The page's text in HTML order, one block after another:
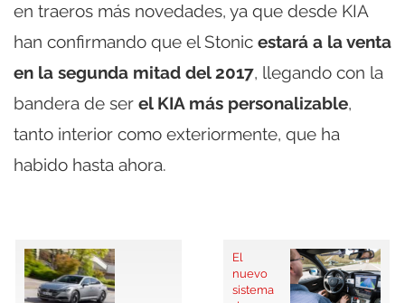
en traeros más novedades, ya que desde KIA
han confirmando que el Stonic estará a la venta
en la segunda mitad del 2017, llegando con la
bandera de ser el KIA más personalizable,
tanto interior como exteriormente, que ha
habido hasta ahora.
El
nuevo
sistema